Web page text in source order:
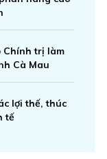
Chính trị làm
Cà Mau
lợi thế, thúc
tế